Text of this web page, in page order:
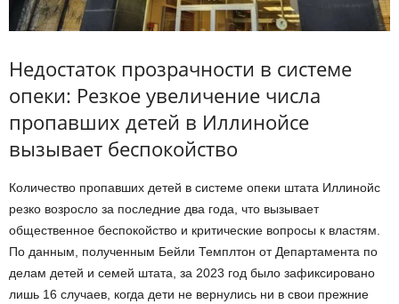
Недостаток прозрачности в системе
опеки: Резкое увеличение числа
пропавших детей в Иллинойсе
вызывает беспокойство
Количество пропавших детей в системе опеки штата Иллинойс
резко возросло за последние два года, что вызывает
общественное беспокойство и критические вопросы к властям.
По данным, полученным Бейли Темплтон от Департамента по
делам детей и семей штата, за 2023 год было зафиксировано
лишь 16 случаев, когда дети не вернулись ни в свои прежние